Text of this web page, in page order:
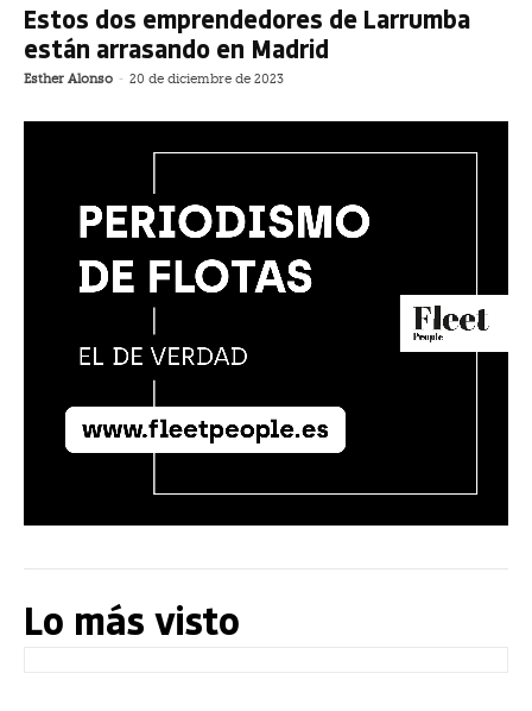
Estos dos emprendedores de Larrumba
están arrasando en Madrid
Esther Alonso - 20 de diciembre de 2023
Lo más visto